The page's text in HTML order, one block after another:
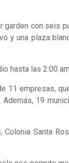
garden con seis
y una plaza
hasta las 2:00
11 empresas,
19
Santa